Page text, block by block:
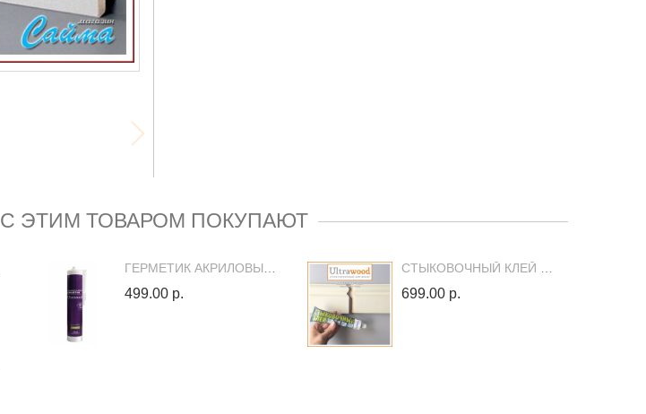
С ЭТИМ ТОВАРОМ ПОКУПАЮТ
499.00 р. 699.00 р.